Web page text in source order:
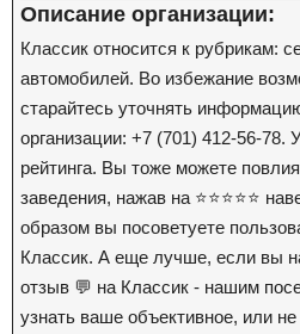
Описание организации:
Классик относится к рубрикам:
автомобилей. Во избежание
старайтесь уточнять
организации: +7 (701) 412-56-78.
рейтинга. Вы тоже можете
заведения, нажав на ⭐️⭐️⭐️⭐️⭐️
образом вы посоветуете
Классик. А еще лучше, если вы
отзыв 💬 на Классик - нашим
узнать ваше объективное, или